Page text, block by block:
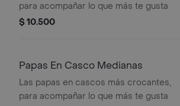
para acompañar lo que más te gusta
$ 10.500
Papas En Casco Medianas
Las papas en cascos más crocantes,
para acompañar lo que más te gusta